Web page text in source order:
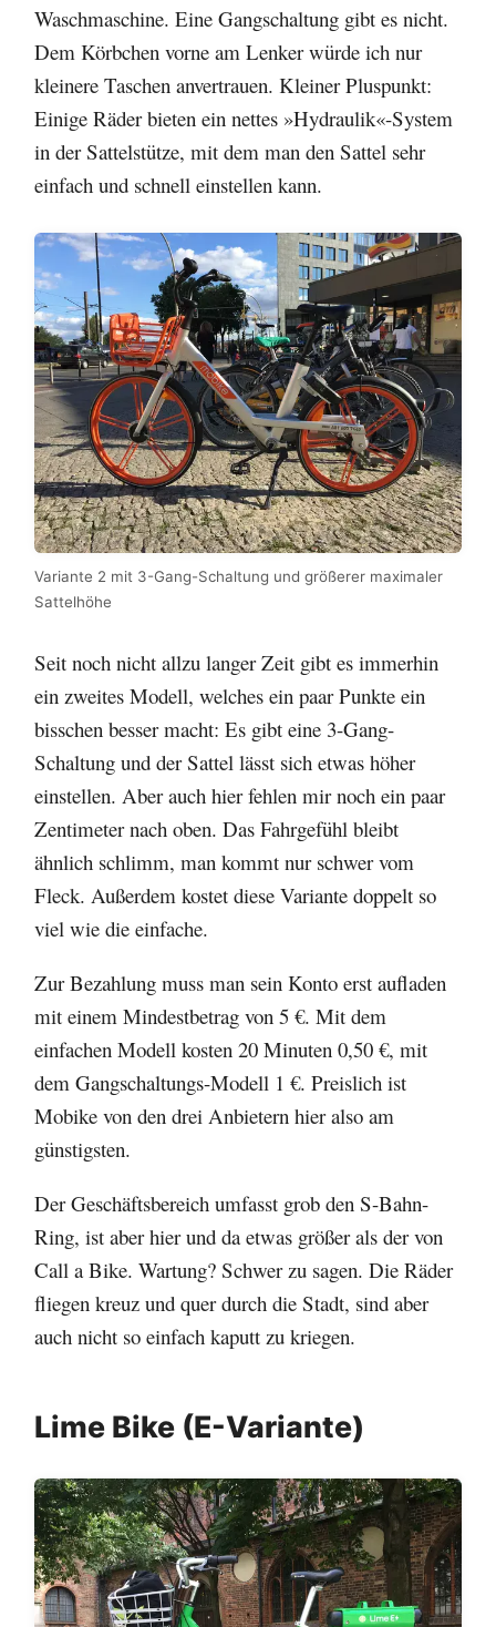
Waschmaschine. Eine Gangschaltung gibt es nicht.
Dem Körbchen vorne am Lenker würde ich nur
kleinere Taschen anvertrauen. Kleiner Pluspunkt:
Einige Räder bieten ein nettes »Hydraulik«-System
in der Sattelstütze, mit dem man den Sattel sehr
einfach und schnell einstellen kann.
Variante 2 mit 3-Gang-Schaltung und größerer maximaler
Sattelhöhe
Seit noch nicht allzu langer Zeit gibt es immerhin
ein zweites Modell, welches ein paar Punkte ein
bisschen besser macht: Es gibt eine 3-Gang-
Schaltung und der Sattel lässt sich etwas höher
einstellen. Aber auch hier fehlen mir noch ein paar
Zentimeter nach oben. Das Fahrgefühl bleibt
ähnlich schlimm, man kommt nur schwer vom
Fleck. Außerdem kostet diese Variante doppelt so
viel wie die einfache.
Zur Bezahlung muss man sein Konto erst aufladen
mit einem Mindestbetrag von 5 €. Mit dem
einfachen Modell kosten 20 Minuten 0,50 €, mit
dem Gangschaltungs-Modell 1 €. Preislich ist
Mobike von den drei Anbietern hier also am
günstigsten.
Der Geschäftsbereich umfasst grob den S-Bahn-
Ring, ist aber hier und da etwas größer als der von
Call a Bike. Wartung? Schwer zu sagen. Die Räder
fliegen kreuz und quer durch die Stadt, sind aber
auch nicht so einfach kaputt zu kriegen.
Lime Bike (E-Variante)